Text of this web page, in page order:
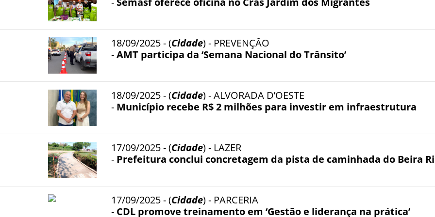
18/09/2025 - (Cidade) - PREVENÇÃO
-AMT participa da ‘Semana Nacional do Trânsito’
18/09/2025 - (Cidade) - ALVORADA D’OESTE
- Município recebe R$ 2 milhões para investir em infraestrutura
17/09/2025 - (Cidade) - LAZER
- Prefeitura conclui concretagem da pista de caminhada do Beira
17/09/2025 - (Cidade) - PARCERIA
- CDL promove treinamento em ‘Gestão e liderança na prática’